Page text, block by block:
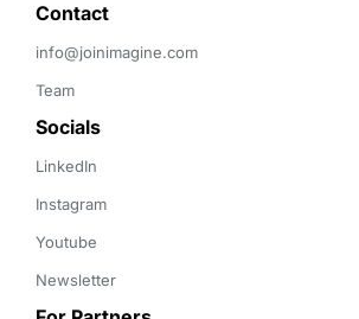
Contact
info@joinimagine.com
Team
Socials
LinkedIn
Instagram
Youtube
Newsletter